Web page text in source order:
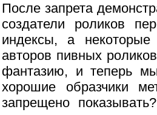
После запрета
создатели роликов
индексы, а
авторов пивных
фантазию, и теперь
хорошие образчики
запрещено